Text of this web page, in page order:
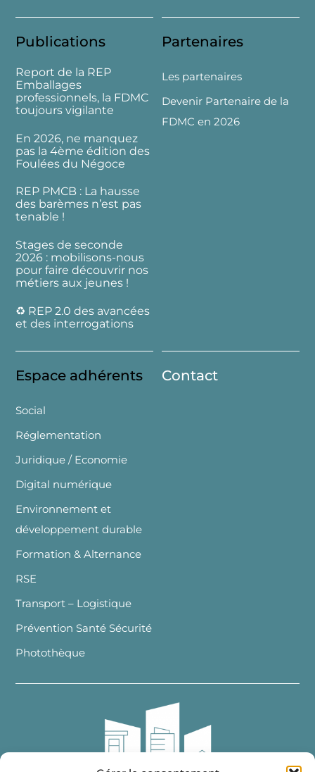
Publications
Report de la REP
Emballages
professionnels, la FDMC
toujours vigilante
En 2026, ne manquez
pas la 4ème édition des
Foulées du Négoce
REP PMCB : La hausse
des barèmes n’est pas
tenable !
Stages de seconde
2026 : mobilisons-nous
pour faire découvrir nos
métiers aux jeunes !
♻️ REP 2.0 des avancées
et des interrogations
Partenaires
Les partenaires
Devenir Partenaire de la
FDMC en 2026
Espace adhérents
Social
Réglementation
Juridique / Economie
Digital numérique
Environnement et
développement durable
Formation & Alternance
RSE
Transport – Logistique
Prévention Santé Sécurité
Photothèque
Contact